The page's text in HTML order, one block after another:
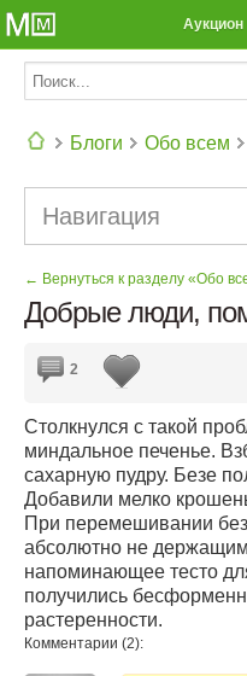
Аукцион
Блоги Обо всем
Навигация
← Вернуться к разделу «Обо
Добрые люди,
2
Столкнулся с такой
миндальное печенье.
сахарную пудру. Безе
Добавили мелко
При перемешивании
абсолютно не
напоминающее тесто
получились
растеренности.
Комментарии (2):